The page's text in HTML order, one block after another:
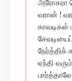
அரோகரா
வரான் !
காவடிகள்
நேர்த்திக்
ஏந்தி